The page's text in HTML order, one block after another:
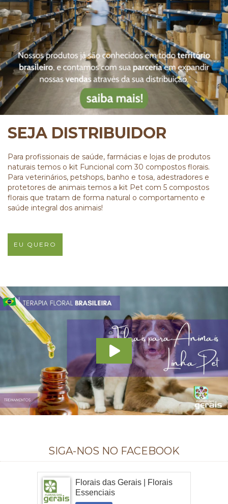
SEJA DISTRIBUIDOR
Para profissionais de saúde, farmácias e lojas de produtos
naturais temos o kit Funcional com 30 compostos florais.
Para veterinários, petshops, banho e tosa, adestradores e
protetores de animais temos a kit Pet com 5 compostos
florais que tratam de forma natural o comportamento e
saúde integral dos animais!
EU QUERO
SIGA-NOS NO FACEBOOK
Florais das Gerais | Florais
Essenciais